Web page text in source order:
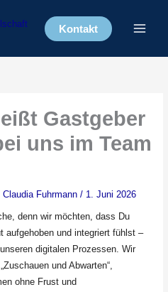
Kontakt
Gastgeber
uns im Team
Claudia Fuhrmann / 1. Juni 2026
denn wir möchten, dass Du
aufgehoben und integriert fühlst –
digitalen Prozessen. Wir
und Abwarten“,
ohne Frust und